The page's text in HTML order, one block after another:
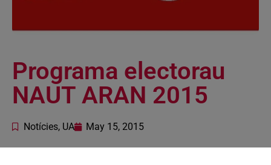
Programa electorau
NAUT ARAN 2015
Notícies, UA May 15, 2015